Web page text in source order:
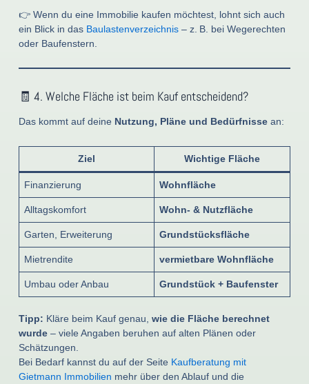
👉 Wenn du eine Immobilie kaufen möchtest, lohnt sich auch
ein Blick in das Baulastenverzeichnis– z. B. bei Wegerechten
oder Baufenstern.
🧾 4. Welche Fläche ist beim Kauf entscheidend?
Das kommt auf deine Nutzung, Pläne und Bedürfnissean:
Ziel Wichtige Fläche
Finanzierung Wohnfläche
Alltagskomfort Wohn- & Nutzfläche
Garten, Erweiterung Grundstücksfläche
Mietrendite vermietbare Wohnfläche
Umbau oder Anbau Grundstück + Baufenster
Tipp: Kläre beim Kauf genau, wie die Fläche berechnet
wurde– viele Angaben beruhen auf alten Plänen oder
Schätzungen.
Bei Bedarf kannst du auf der Seite Kaufberatung mit
Gietmann Immobilien mehr über den Ablauf und die